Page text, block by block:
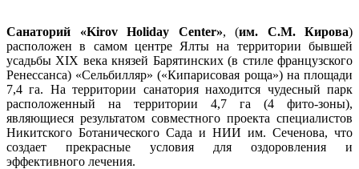
Санаторий «Kirov Holiday Center», (им. С.М. Кирова)
расположен в самом центре Ялты на территории бывшей
усадьбы XIX века князей Барятинских (в стиле французского
Ренессанса) «Сельбилляр» («Кипарисовая роща») на площади
7,4 га. На территории санатория находится чудесный парк
расположенный на территории 4,7 га (4 фито-зоны),
являющиеся результатом совместного проекта специалистов
Никитского Ботанического Сада и НИИ им. Сеченова, что
создает прекрасные условия для оздоровления и
эффективного лечения.